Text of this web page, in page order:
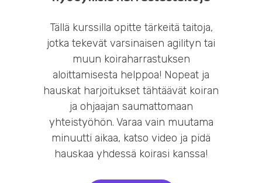
Tällä kurssilla opitte tärkeitä taitoja,
jotka tekevät varsinaisen agilityn tai
muun koiraharrastuksen
aloittamisesta helppoa! Nopeat ja
hauskat harjoitukset tähtäävät koiran
ja ohjaajan saumattomaan
yhteistyöhön. Varaa vain muutama
minuutti aikaa, katso video ja pidä
hauskaa yhdessä koirasi kanssa!